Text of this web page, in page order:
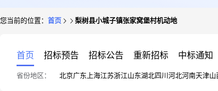
您当前的位置： 首页 梨树县小城子镇张家窝堡村机动地
首页 招标预告 招标公告 重新招标 中标通知
省份地区： 北京广东 上海江苏浙江山东湖北四川 河北河南天津山